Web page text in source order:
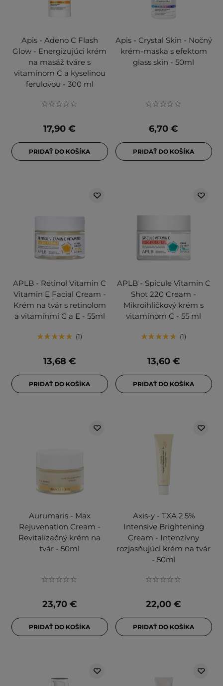
Apis - Adeno C Flash
Glow - Energizujúci krém
na masáž tváre s
vitamínom C a kyselinou
ferulovou - 300 ml
17,90 €
PRIDAŤ DO KOŠÍKA
Apis - Crystal Skin - Nočný
krém-maska s efektom
glass skin - 50ml
6,70 €
PRIDAŤ DO KOŠÍKA
APLB - Retinol Vitamin C
Vitamin E Facial Cream -
Krém na tvár s retinolom
a vitamínmi C a E - 55ml
1
13,68 €
PRIDAŤ DO KOŠÍKA
APLB - Spicule Vitamin C
Shot 220 Cream -
Mikroihličkový krém s
vitamínom C - 55 ml
1
13,60 €
PRIDAŤ DO KOŠÍKA
Aurumaris - Max
Rejuvenation Cream -
Revitalizačný krém na
tvár - 50ml
23,70 €
PRIDAŤ DO KOŠÍKA
Axis-y - TXA 2.5%
Intensive Brightening
Cream - Intenzívny
rozjasňujúci krém na tvár
- 50ml
22,00 €
PRIDAŤ DO KOŠÍKA